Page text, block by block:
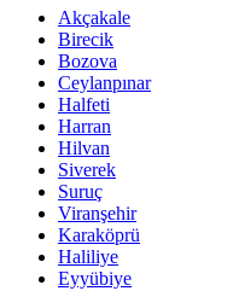
Akçakale
Birecik
Bozova
Ceylanpınar
Halfeti
Harran
Hilvan
Siverek
Suruç
Viranşehir
Karaköprü
Haliliye
Eyyübiye